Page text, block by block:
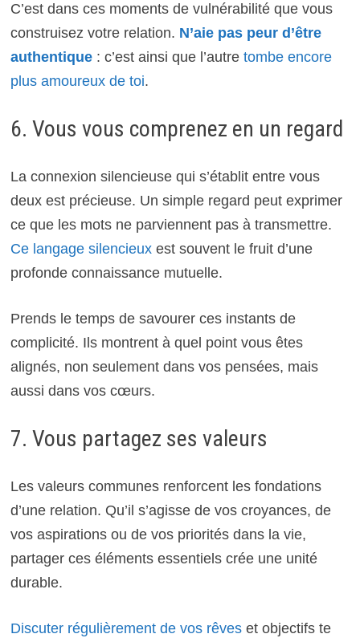
C’est dans ces moments de vulnérabilité que vous
construisez votre relation. N’aie pas peur d’être
authentique: c’est ainsi que l’autre tombe encore
plus amoureux de toi.
6. Vous vous comprenez en un regard
La connexion silencieuse qui s’établit entre vous
deux est précieuse. Un simple regard peut exprimer
ce que les mots ne parviennent pas à transmettre.
Ce langage silencieuxest souvent le fruit d’une
profonde connaissance mutuelle.
Prends le temps de savourer ces instants de
complicité. Ils montrent à quel point vous êtes
alignés, non seulement dans vos pensées, mais
aussi dans vos cœurs.
7. Vous partagez ses valeurs
Les valeurs communes renforcent les fondations
d’une relation. Qu’il s’agisse de vos croyances, de
vos aspirations ou de vos priorités dans la vie,
partager ces éléments essentiels crée une unité
durable.
Discuter régulièrement de vos rêveset objectifs te